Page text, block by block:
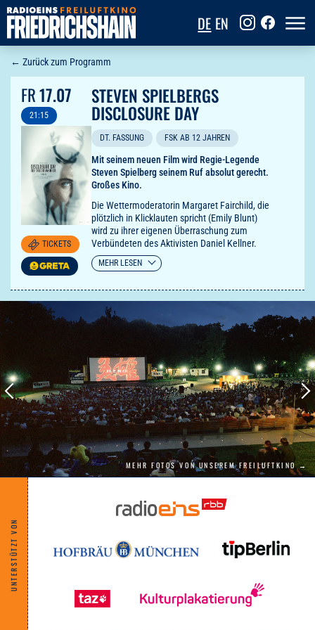
DE EN
← Zurück zum Programm
FR17.07
21:15
TICKETS
STEVEN SPIELBERGS
DISCLOSURE DAY
DT. FASSUNG FSK AB 12 JAHREN
Mit seinem neuen Film wird Regie-Legende
Steven Spielberg seinem Ruf absolut gerecht.
Großes Kino.
Die Wettermoderatorin Margaret Fairchild, die
plötzlich in Klicklauten spricht (Emily Blunt)
wird zu ihrer eigenen Überraschung zum
Verbündeten des Aktivisten Daniel Kellner.
"Ein weiterer Blockbuster-Triumph von
Spielberg, eine willkommene Rückkehr zu
beherrscht, und ein wahrhaft Gänsehaut
erzeugendes, tiefgründiges Erlebnis, das uns
weniger über Außerirdische nachdenken lässt
als vielmehr darüber, wie wir lernen können,
einander zuzuhören, zu verstehen und
Empathie füreinander zu empfinden." The
Film Stage
MEHR LESEN
MEHR FOTOS VON UNSEREM FREILUFTKINO →
UNTERSTÜTZT VON